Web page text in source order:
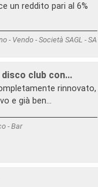
un reddito pari al 6%
- Vendo - Società SAGL - SA
club con...
rinnovato,
e già ben...
- Bar